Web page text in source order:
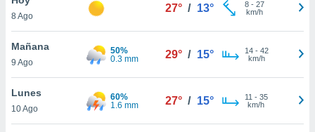
y
en
más
8 Ago
27° / 13° 8- 27
km/h
Mañana
9 Ago
50%
0.3 mm
29° / 15° 14- 42
km/h
Lunes
10 Ago
60%
1.6 mm
27° / 15° 11 - 35
km/h